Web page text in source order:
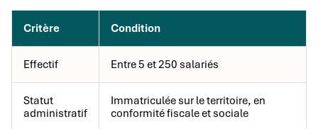
Critère Condition
Effectif Entre 5 et 250 salariés
Statut
administratif
Immatriculée sur le territoire, en
conformité fiscale et sociale